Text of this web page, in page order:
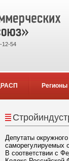
12-54
Регионы
Депутаты
саморегулируемых
В соответствии с